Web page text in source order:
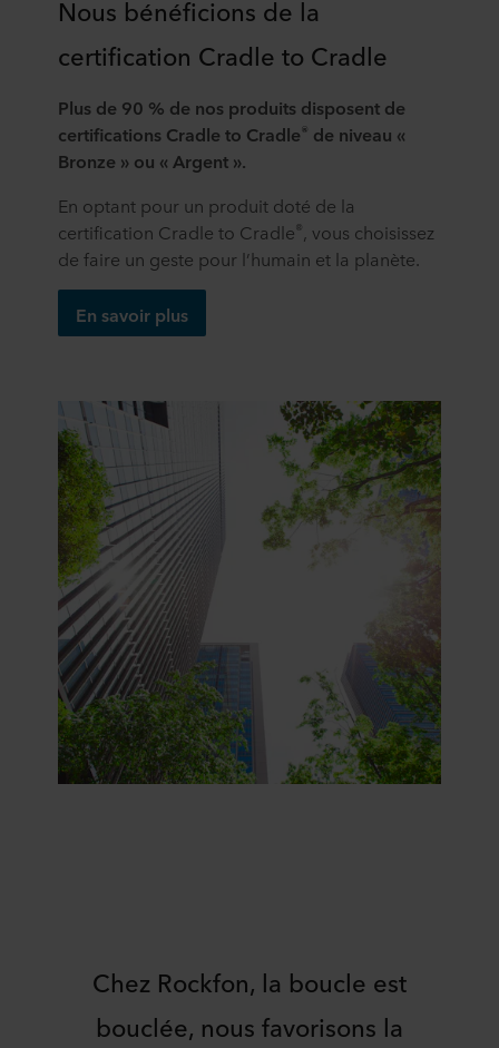
Nous bénéficions de la
certification Cradle to Cradle
Plus de 90 % de nos produits disposent de
certifications Cradle to Cradle® de niveau «
Bronze » ou « Argent ».
En optant pour un produit doté de la
certification Cradle to Cradle ® , vous choisissez
de faire un geste pour l’humain et la planète.
En savoir plus
Chez Rockfon, la boucle est
bouclée, nous favorisons la